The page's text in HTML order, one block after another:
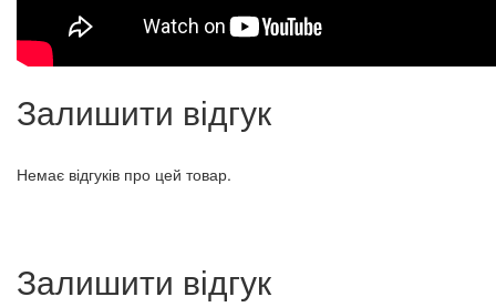
Залишити відгук
Немає відгуків про цей товар.
Залишити відгук